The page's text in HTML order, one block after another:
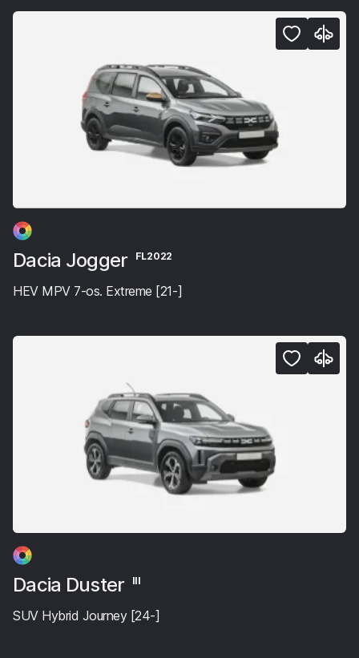
Dacia Jogger FL2022
HEV MPV 7-os. Extreme [21-]
Dacia Duster III
SUV Hybrid Journey [24-]